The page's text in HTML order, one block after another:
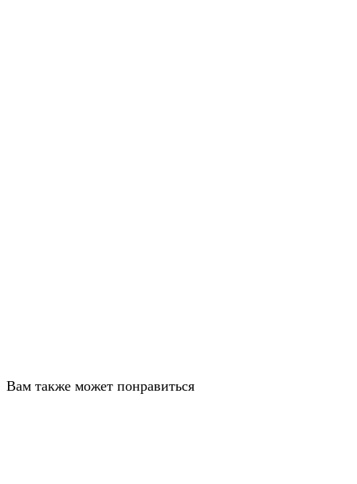
Вам также может понравиться